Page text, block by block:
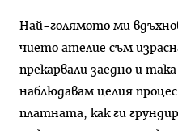
Най-голямото ми
чието ателие съм
прекарвали заедно и
наблюдавам целия
платната, как ги